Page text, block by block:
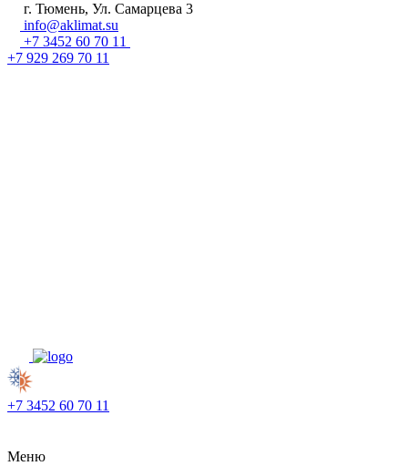
г. Тюмень, Ул. Самарцева 3
info@aklimat.su
+7 3452 60 70 11
+7 929 269 70 11
+7 3452 60 70 11
Меню